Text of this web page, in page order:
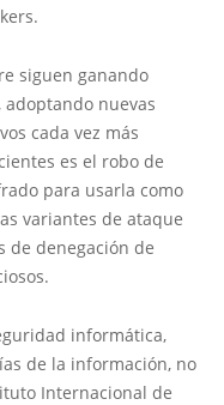
siguen ganando
nuevas
cada vez más
es el robo de
para usarla como
variantes de ataque
de denegación de
informática,
de la información, no
Internacional de